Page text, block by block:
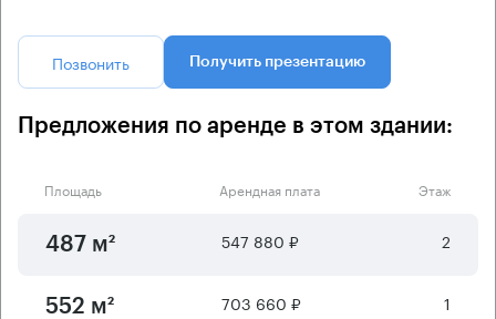
Позвонить Получить презентацию
Предложения по аренде в этом здании:
Площадь Арендная плата Этаж
487 м² 547 880 ₽ 2
552 м² 703 660 ₽ 1